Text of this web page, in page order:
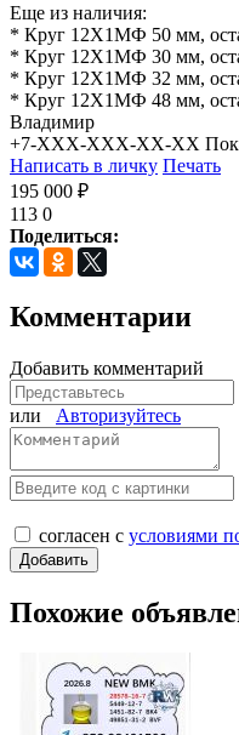
Еще из наличия:
* Круг 12Х1МФ 50 мм,
* Круг 12Х1МФ 30 мм,
* Круг 12Х1МФ 32 мм,
* Круг 12Х1МФ 48 мм,
Владимир
+7-XXX-XXX-XX-XX
Написать в личку Печать
195 000 ₽
113 0
Поделиться:
Комментарии
Добавить комментарий
или Авторизуйтесь
согласен с условиями
Похожие